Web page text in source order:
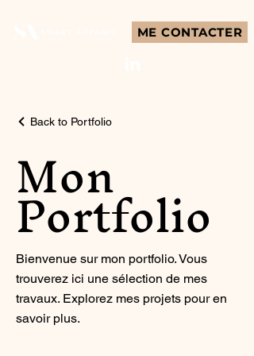
ME CONTACTER
Back to Portfolio
Mon
Portfolio
Bienvenue sur mon portfolio. Vous
trouverez ici une sélection de mes
travaux. Explorez mes projets pour en
savoir plus.